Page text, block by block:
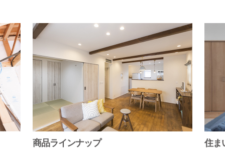
商品ラインナップ 住ま